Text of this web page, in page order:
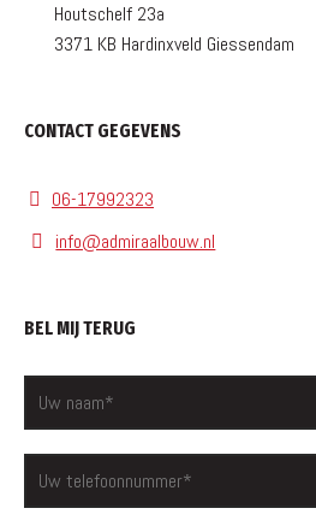
Houtschelf 23a
3371 KB Hardinxveld Giessendam
CONTACT GEGEVENS
06-17992323
info@admiraalbouw.nl
BEL MIJ TERUG